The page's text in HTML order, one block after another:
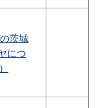
茨城
につ